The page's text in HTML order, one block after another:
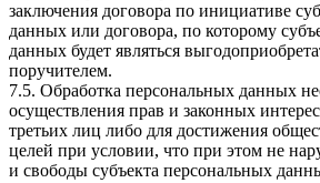
заключения договора по инициативе
данных или договора, по которому
данных будет являться
поручителем.
7.5. Обработка персональных данных
осуществления прав и законных
третьих лиц либо для достижения
целей при условии, что при этом не
и свободы субъекта персональных